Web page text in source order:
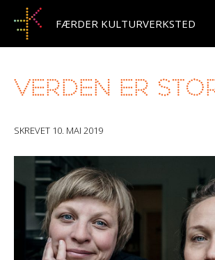
FÆRDER KULTURVERKSTED
VERDEN ER
SKREVET 10. MAI 2019